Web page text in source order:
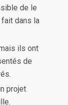
de le
fait dans la
ils ont
de
projet